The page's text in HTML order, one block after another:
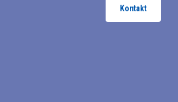
Kontakt